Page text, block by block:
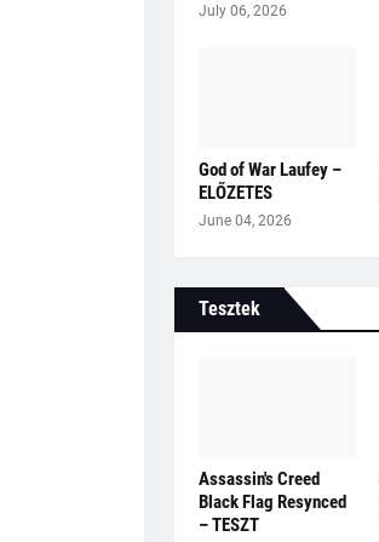
July 06, 2026
God of War Laufey –
ELŐZETES
June 04, 2026
Tesztek
Assassin's Creed
Black Flag Resynced
– TESZT